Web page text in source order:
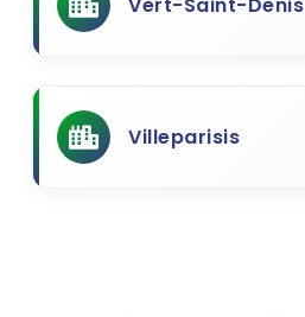
Villeparisis